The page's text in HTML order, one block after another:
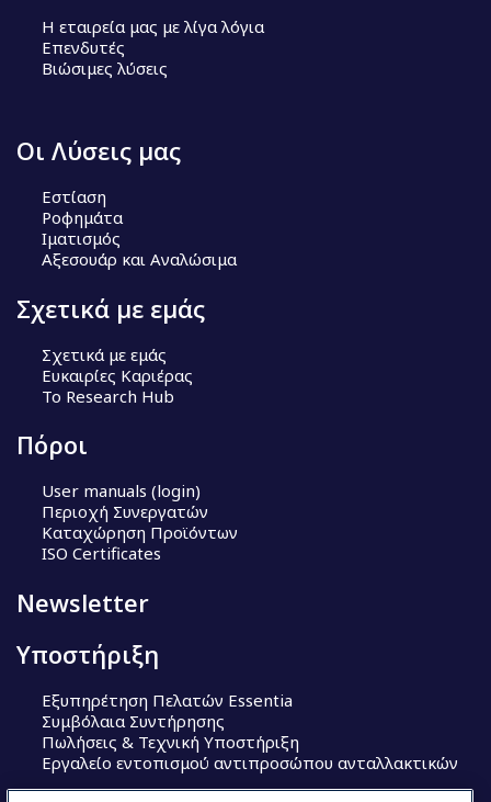
Η εταιρεία μας με λίγα λόγια
Επενδυτές
Βιώσιμες λύσεις
Οι Λύσεις μας
Εστίαση
Ροφημάτα
Ιματισμός
Αξεσουάρ και Αναλώσιμα
Σχετικά με εμάς
Σχετικά με εμάς
Ευκαιρίες Καριέρας
Το Research Hub
Πόροι
User manuals (login)
Περιοχή Συνεργατών
Καταχώρηση Προϊόντων
ISO Certificates
Newsletter
Υποστήριξη
Εξυπηρέτηση Πελατών Essentia
Συμβόλαια Συντήρησης
Πωλήσεις & Τεχνική Υποστήριξη
Εργαλείο εντοπισμού αντιπροσώπου ανταλλακτικών